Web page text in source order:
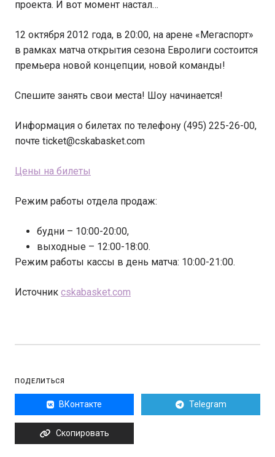
проекта. И вот момент настал…
12 октября 2012 года, в 20:00, на арене «Мегаспорт»
в рамках матча открытия сезона Евролиги состоится
премьера новой концепции, новой команды!
Спешите занять свои места! Шоу начинается!
Информация о билетах по телефону (495) 225-26-00,
почте ticket@cskabasket.com
Цены на билеты
Режим работы отдела продаж:
будни – 10:00-20:00,
выходные – 12:00-18:00.
Режим работы кассы в день матча: 10:00-21:00.
Источник cskabasket.com
ПОДЕЛИТЬСЯ
ВКонтакте Telegram
Скопировать